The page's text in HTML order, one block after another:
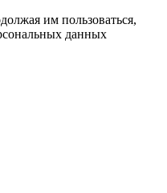
им пользоваться,
данных